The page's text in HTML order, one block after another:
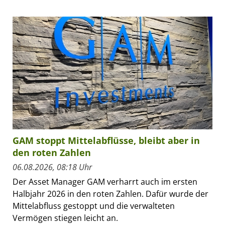
GAM stoppt Mittelabflüsse, bleibt aber in
den roten Zahlen
06.08.2026, 08:18 Uhr
Der Asset Manager GAM verharrt auch im ersten
Halbjahr 2026 in den roten Zahlen. Dafür wurde der
Mittelabfluss gestoppt und die verwalteten
Vermögen stiegen leicht an.